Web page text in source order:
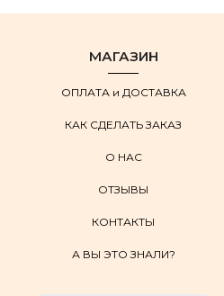
МАГАЗИН
ОПЛАТА и ДОСТАВКА
КАК СДЕЛАТЬ ЗАКАЗ
О НАС
ОТЗЫВЫ
КОНТАКТЫ
А ВЫ ЭТО ЗНАЛИ?